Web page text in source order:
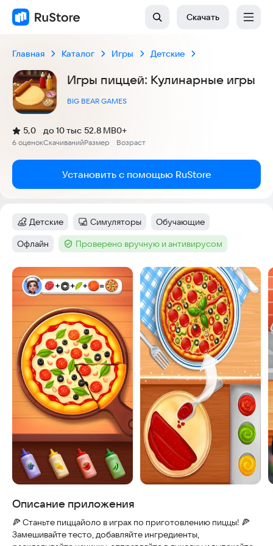
Скачать
Главная Каталог Игры Детские
Игры пиццей: Кулинарные игры
BIG BEAR GAMES
Рейтинг:
5,0
(
6 оценок
)
Скачиваний
до 10 тыс
Размер
52.8 MB
Возраст
0+
Установить с помощью RuStore
Категория:
Детские Категория:
Симуляторы Тег:
Обучающие
Тег:
Офлайн Тег :Проверено вручную и антивирусом
Скриншоты
Описание приложения
🍕 Станьте пиццайоло в играх по приготовлению пиццы! 🍕
Замешивайте тесто, добавляйте ингредиенты,